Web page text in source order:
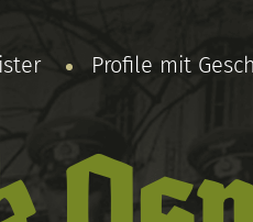
Profile mit